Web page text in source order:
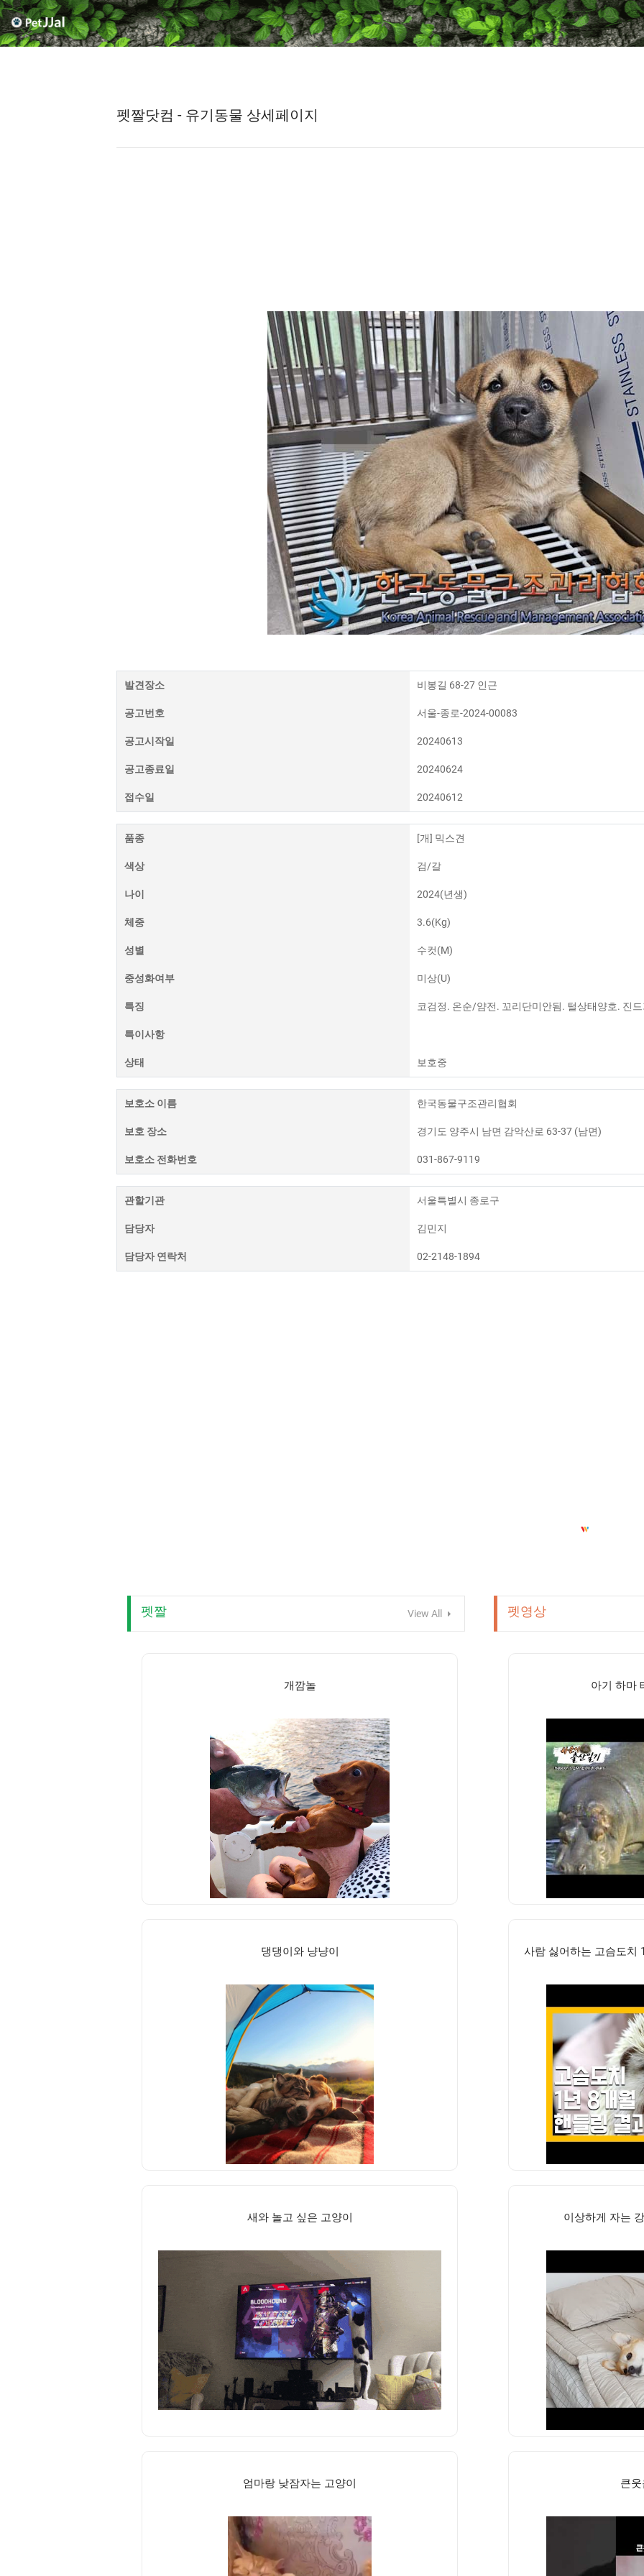
펫짤닷컴 - 유기동물 상세페이지
발견장소 비봉길 68-27 인근
공고번호 서울-종로-2024-00083
공고시작일 20240613
공고종료일 20240624
접수일 20240612
품종 [개] 믹스견
색상 검/갈
나이 2024(년생)
체중 3.6(Kg)
성별 수컷(M)
중성화여부 미상(U)
특징 코검정. 온순/얌전. 꼬리단미안됨. 털상태양호. 진
특이사항
상태 보호중
보호소 이름 한국동물구조관리협회
보호 장소 경기도 양주시 남면 감악산로 63-37 (남면)
보호소 전화번호 031-867-9119
관할기관 서울특별시 종로구
담당자 김민지
담당자 연락처 02-2148-1894
펫짤 View All
개깜놀
댕댕이와 냥냥이
새와 놀고 싶은 고양이
엄마랑 낮잠자는 고양이
펫영상
아기 하마
사람 싫어하는 고슴도치
이상하게 자는
큰